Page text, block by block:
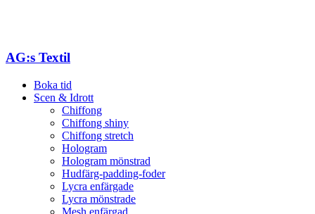
AG:s Textil
Boka tid
Scen & Idrott
Chiffong
Chiffong shiny
Chiffong stretch
Hologram
Hologram mönstrad
Hudfärg-padding-foder
Lycra enfärgade
Lycra mönstrade
Mesh enfärgad